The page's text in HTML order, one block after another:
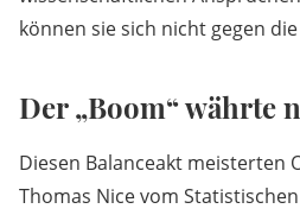
können sie sich nicht gegen
Der „Boom“ währte
Diesen Balanceakt meisterten
Thomas Nice vom